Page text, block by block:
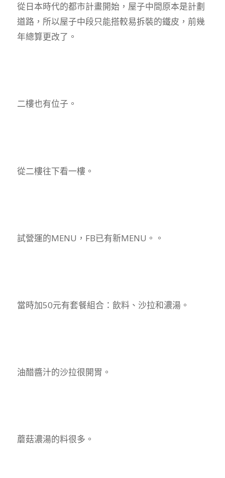
從日本時代的都市計畫開始，屋子中間原本是計劃
道路，所以屋子中段只能搭較易拆裝的鐵皮，前幾
年總算更改了。
二樓也有位子。
從二樓往下看一樓。
試營運的MENU，FB已有新MENU。。
當時加50元有套餐組合：飲料、沙拉和濃湯。
油醋醬汁的沙拉很開胃。
蘑菇濃湯的料很多。